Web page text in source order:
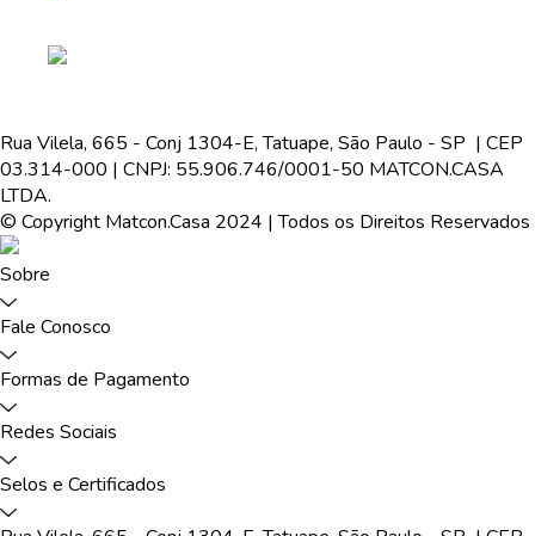
Rua Vilela, 665 - Conj 1304-E, Tatuape, São Paulo - SP | CEP
03.314-000 | CNPJ: 55.906.746/0001-50 MATCON.CASA
LTDA.
© Copyright Matcon.Casa 2024 | Todos os Direitos Reservados
Sobre
Fale Conosco
Formas de Pagamento
Redes Sociais
Selos e Certificados